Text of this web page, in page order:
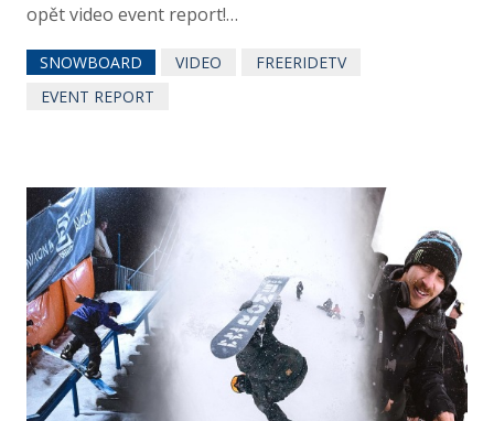
opět video event report!…
SNOWBOARD VIDEO
FREERIDETV
EVENT REPORT